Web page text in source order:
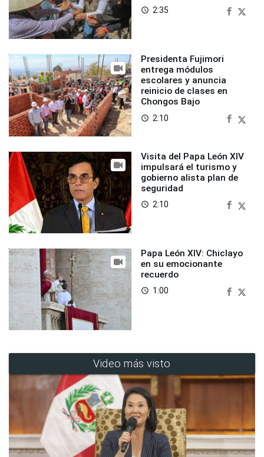
access_time 2:35
Presidenta Fujimori
entrega módulos
escolares y anuncia
reinicio de clases en
Chongos Bajo
access_time 2:10
Visita del Papa León XIV
impulsará el turismo y
gobierno alista plan de
seguridad
access_time 2:10
Papa León XIV: Chiclayo
en su emocionante
recuerdo
access_time 1:00
Video más visto